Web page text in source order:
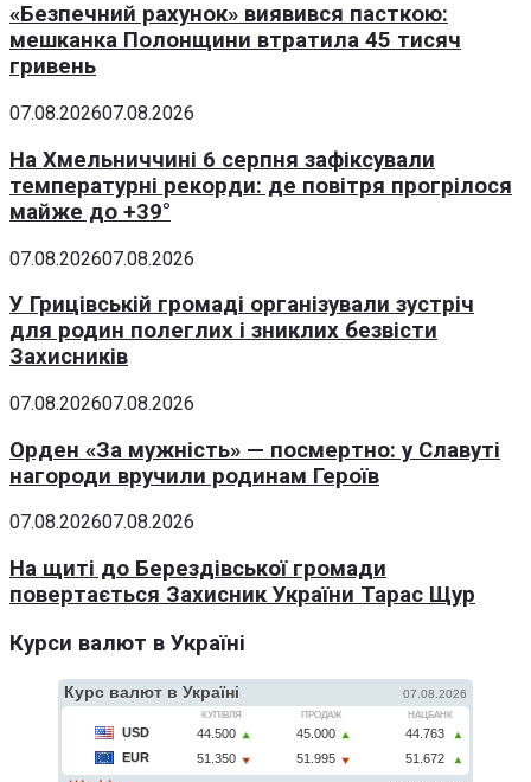
«Безпечний рахунок» виявився пасткою:
мешканка Полонщини втратила 45 тисяч
гривень
07.08.202607.08.2026
На Хмельниччині 6 серпня зафіксували
температурні рекорди: де повітря прогрілося
майже до +39°
07.08.202607.08.2026
У Грицівській громаді організували зустріч
для родин полеглих і зниклих безвісти
Захисників
07.08.202607.08.2026
Орден «За мужність» — посмертно: у Славуті
нагороди вручили родинам Героїв
07.08.202607.08.2026
На щиті до Берездівської громади
повертається Захисник України Тарас Щур
Курси валют в Україні